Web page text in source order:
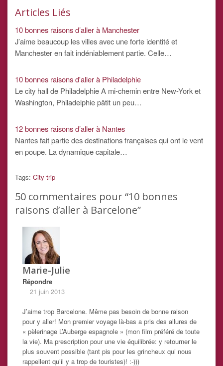
Articles Liés
10 bonnes raisons d’aller à Manchester
J’aime beaucoup les villes avec une forte identité et
Manchester en fait indéniablement partie. Celle…
10 bonnes raisons d'aller à Philadelphie
Le city hall de Philadelphie A mi-chemin entre New-York et
Washington, Philadelphie pâtit un peu…
12 bonnes raisons d’aller à Nantes
Nantes fait partie des destinations françaises qui ont le vent
en poupe. La dynamique capitale…
Tags: City-trip
50 commentaires pour “10 bonnes
raisons d’aller à Barcelone”
Marie-Julie
Répondre
21 juin 2013
J’aime trop Barcelone. Même pas besoin de bonne raison
pour y aller! Mon premier voyage là-bas a pris des allures de
« pèlerinage L’Auberge espagnole » (mon film préféré de toute
la vie). Ma prescription pour une vie équilibrée: y retourner le
plus souvent possible (tant pis pour les grincheux qui nous
rappellent qu’il y a trop de touristes)! :-)))